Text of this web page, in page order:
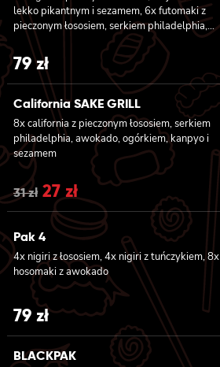
lekko pikantnym 6x futomaki z ŁOSOSIEM,
awokado, ogórkiem, serkiem philadelphia i
sałatą 6x futomaki z pieczonym ŁOSOSIEM,
serkiem philadelphia, awokado, ogórkiem,
kanpyo i sałatą
california z łososiem, ogórkiem, serkiem
philadelphia, awokado i masago
lekko pikantnym i sezamem, 6x futomaki z
pieczonym łososiem, serkiem philadelphia,
awokado, ogórkiem, kanpyo, sałatą, sosem
teriyaki i sezamem, 8x california z krewetką
w tempurze, majonezem lekko pikantnym,
ogórkiem, sezamem i masago, 8x hosomaki z
batatem w tempurze
79zł
California SAKE GRILL
8x california z pieczonym łososiem, serkiem
philadelphia, awokado, ogórkiem, kanpyo i
sezamem
31zł Original
price
was:
31 zł.
27 zł Current
price
is:
27 zł.
Pak 4
4x nigiri z łososiem, 4x nigiri z tuńczykiem, 8x
hosomaki z awokado
79 zł
BLACKPAK